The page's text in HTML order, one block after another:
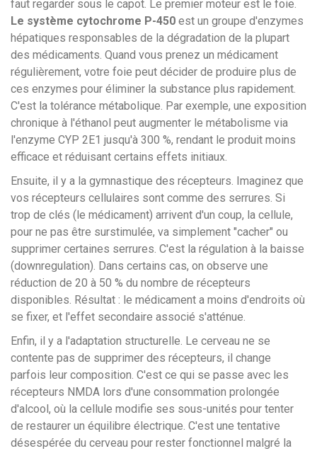
faut regarder sous le capot. Le premier moteur est le foie.
Le système cytochrome P-450 est un groupe d'enzymes
hépatiques responsables de la dégradation de la plupart
des médicaments. Quand vous prenez un médicament
régulièrement, votre foie peut décider de produire plus de
ces enzymes pour éliminer la substance plus rapidement.
C'est la tolérance métabolique. Par exemple, une exposition
chronique à l'éthanol peut augmenter le métabolisme via
l'enzyme CYP 2E1 jusqu'à 300 %, rendant le produit moins
efficace et réduisant certains effets initiaux.
Ensuite, il y a la gymnastique des récepteurs. Imaginez que
vos récepteurs cellulaires sont comme des serrures. Si
trop de clés (le médicament) arrivent d'un coup, la cellule,
pour ne pas être surstimulée, va simplement "cacher" ou
supprimer certaines serrures. C'est la régulation à la baisse
(downregulation). Dans certains cas, on observe une
réduction de 20 à 50 % du nombre de récepteurs
disponibles. Résultat : le médicament a moins d'endroits où
se fixer, et l'effet secondaire associé s'atténue.
Enfin, il y a l'adaptation structurelle. Le cerveau ne se
contente pas de supprimer des récepteurs, il change
parfois leur composition. C'est ce qui se passe avec les
récepteurs NMDA lors d'une consommation prolongée
d'alcool, où la cellule modifie ses sous-unités pour tenter
de restaurer un équilibre électrique. C'est une tentative
désespérée du cerveau pour rester fonctionnel malgré la